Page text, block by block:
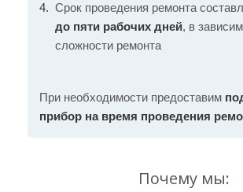
Срок проведения ремонта
до пяти рабочих дней, в
сложности ремонта
При необходимости предоставим
прибор на время проведения
Почему мы: